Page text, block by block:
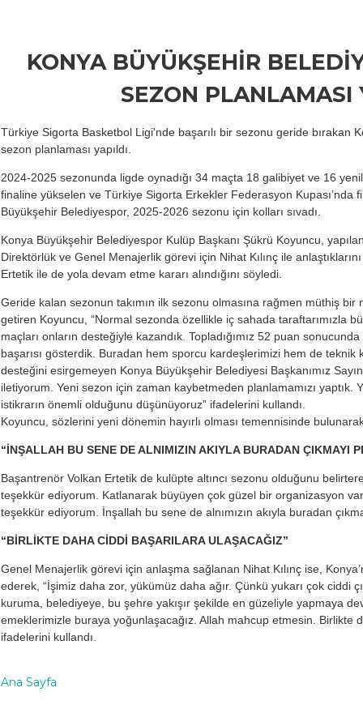
KONYA BÜYÜKŞEHİR
SEZON PLANLAMASI
Türkiye Sigorta Basketbol Ligi'nde başarılı bir sezonu geride bırakan
sezon planlaması yapıldı.
2024-2025 sezonunda ligde oynadığı 34 maçta 18 galibiyet ve 16
finaline yükselen ve Türkiye Sigorta Erkekler Federasyon Kupası’nda
Büyükşehir Belediyespor, 2025-2026 sezonu için kolları sıvadı.
Konya Büyükşehir Belediyespor Kulüp Başkanı Şükrü Koyuncu,
Direktörlük ve Genel Menajerlik görevi için Nihat Kılınç ile
Ertetik ile de yola devam etme kararı alındığını söyledi.
Geride kalan sezonun takımın ilk sezonu olmasına rağmen müthiş
getiren Koyuncu, “Normal sezonda özellikle iç sahada taraftarımızla
maçları onların desteğiyle kazandık. Topladığımız 52 puan
başarısı gösterdik. Buradan hem sporcu kardeşlerimizi hem de teknik
desteğini esirgemeyen Konya Büyükşehir Belediyesi Başkanımız
iletiyorum. Yeni sezon için zaman kaybetmeden planlamamızı
istikrarın önemli olduğunu düşünüyoruz” ifadelerini kullandı.
Koyuncu, sözlerini yeni dönemin hayırlı olması temennisinde
“İNŞALLAH BU SENE DE ALNIMIZIN AKIYLA BURADAN ÇIKMAYI
Başantrenör Volkan Ertetik de kulüpte altıncı sezonu olduğunu
teşekkür ediyorum. Katlanarak büyüyen çok güzel bir organizasyon
teşekkür ediyorum. İnşallah bu sene de alnımızın akıyla buradan
“BİRLİKTE DAHA CİDDİ BAŞARILARA ULAŞACAĞIZ”
Genel Menajerlik görevi için anlaşma sağlanan Nihat Kılınç ise,
ederek, “İşimiz daha zor, yükümüz daha ağır. Çünkü yukarı çok ciddi
kuruma, belediyeye, bu şehre yakışır şekilde en güzeliyle yapmaya
emeklerimizle buraya yoğunlaşacağız. Allah mahcup etmesin. Birlikte
ifadelerini kullandı.
Ana Sayfa